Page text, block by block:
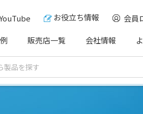
販売店一覧 会社情報
お役立ち情報 会員